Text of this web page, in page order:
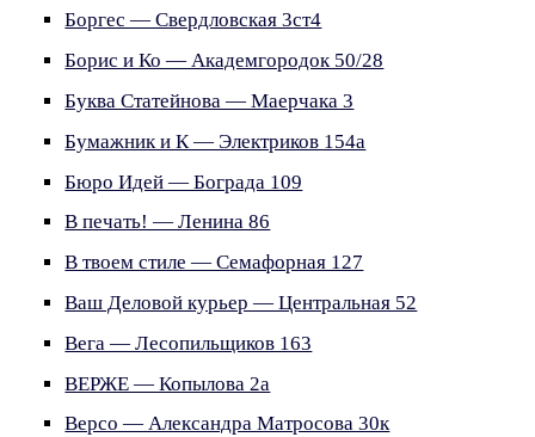
Боргес — Свердловская 3ст4
Борис и Ко — Академгородок 50/28
Буква Статейнова — Маерчака 3
Бумажник и К — Электриков 154а
Бюро Идей — Бограда 109
В печать! — Ленина 86
В твоем стиле — Семафорная 127
Ваш Деловой курьер — Центральная 52
Вега — Лесопильщиков 163
ВЕРЖЕ — Копылова 2а
Версо — Александра Матросова 30к